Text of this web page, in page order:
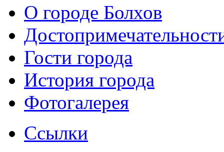
О городе Болхов
Гости города
История города
Фотогалерея
Ссылки